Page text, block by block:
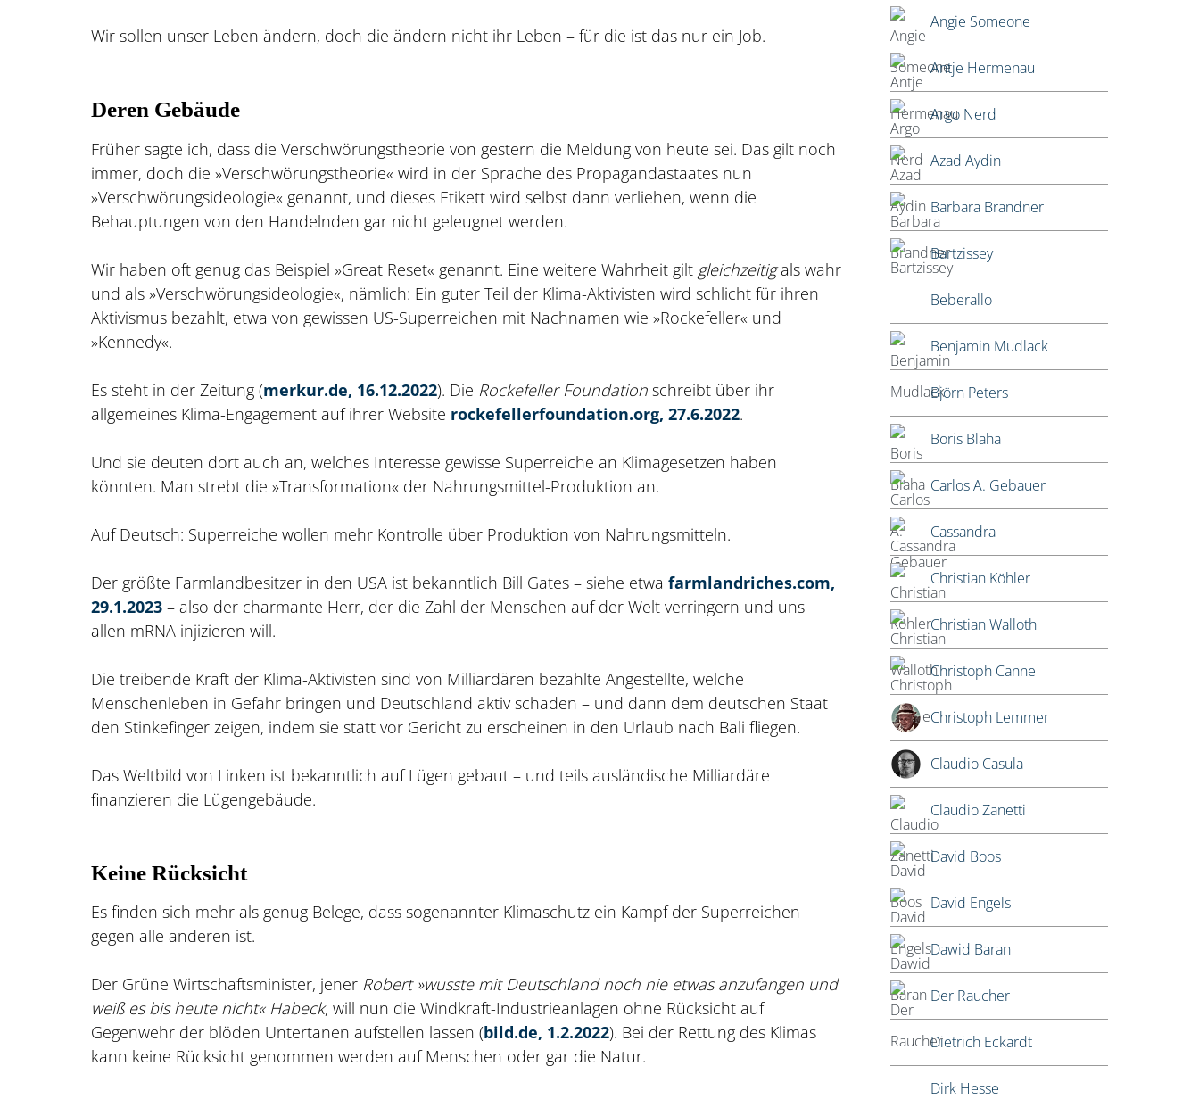
Wir sollen unser Leben ändern, doch die ändern nicht ihr Leben – für die ist das nur ein Job.
Deren Gebäude
Früher sagte ich, dass die Verschwörungstheorie von gestern die Meldung von heute sei. Das gilt noch
immer, doch die »Verschwörungstheorie« wird in der Sprache des Propagandastaates nun
»Verschwörungsideologie« genannt, und dieses Etikett wird selbst dann verliehen, wenn die
Behauptungen von den Handelnden gar nicht geleugnet werden.
Wir haben oft genug das Beispiel »Great Reset« genannt. Eine weitere Wahrheit gilt gleichzeitigals wahr
und als »Verschwörungsideologie«, nämlich: Ein guter Teil der Klima-Aktivisten wird schlicht für ihren
Aktivismus bezahlt, etwa von gewissen US-Superreichen mit Nachnamen wie »Rockefeller« und
»Kennedy«.
Es steht in der Zeitung (merkur.de, 16.12.2022). Die Rockefeller Foundation schreibt über ihr
allgemeines Klima-Engagement auf ihrer Website rockefellerfoundation.org, 27.6.2022.
Und sie deuten dort auch an, welches Interesse gewisse Superreiche an Klimagesetzen haben
könnten. Man strebt die »Transformation« der Nahrungsmittel-Produktion an.
Auf Deutsch: Superreiche wollen mehr Kontrolle über Produktion von Nahrungsmitteln.
Der größte Farmlandbesitzer in den USA ist bekanntlich Bill Gates – siehe etwa farmlandriches.com,
29.1.2023 – also der charmante Herr, der die Zahl der Menschen auf der Welt verringern und uns
allen mRNA injizieren will.
Die treibende Kraft der Klima-Aktivisten sind von Milliardären bezahlte Angestellte, welche
Menschenleben in Gefahr bringen und Deutschland aktiv schaden – und dann dem deutschen Staat
den Stinkefinger zeigen, indem sie statt vor Gericht zu erscheinen in den Urlaub nach Bali fliegen.
Das Weltbild von Linken ist bekanntlich auf Lügen gebaut – und teils ausländische Milliardäre
finanzieren die Lügengebäude.
Keine Rücksicht
Es finden sich mehr als genug Belege, dass sogenannter Klimaschutz ein Kampf der Superreichen
gegen alle anderen ist.
Der Grüne Wirtschaftsminister, jener Robert »wusste mit Deutschland noch nie etwas anzufangen und
weiß es bis heute nicht« Habeck, will nun die Windkraft-Industrieanlagen ohne Rücksicht auf
Gegenwehr der blöden Untertanen aufstellen lassen (bild.de, 1.2.2022). Bei der Rettung des Klimas
kann keine Rücksicht genommen werden auf Menschen oder gar die Natur.
Angie Someone
Antje Hermenau
Argo Nerd
Azad Aydin
Barbara Brandner
Bartzissey
Beberallo
Benjamin Mudlack
Björn Peters
Boris Blaha
Carlos A. Gebauer
Cassandra
Christian Köhler
Christian Walloth
Christoph Canne
Christoph Lemmer
Claudio Casula
Claudio Zanetti
David Boos
David Engels
Dawid Baran
Der Raucher
Dietrich Eckardt
Dirk Hesse